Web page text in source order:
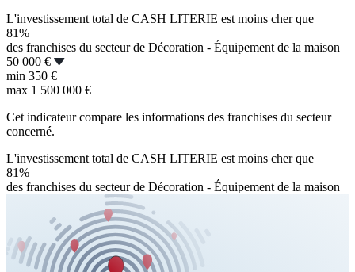
L'investissement total de CASH LITERIE est moins cher que
81%
des franchises du secteur de Décoration - Équipement de la maison
50 000 €
min 350 €
max 1 500 000 €
Cet indicateur compare les informations des franchises du secteur
concerné.
L'investissement total de CASH LITERIE est moins cher que
81%
des franchises du secteur de Décoration - Équipement de la maison